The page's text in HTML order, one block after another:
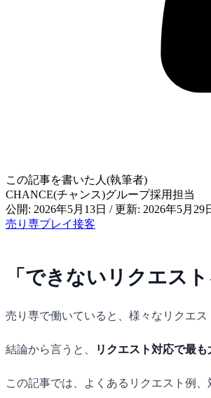
この記事を書いた人(執筆者)
CHANCE(チャンス)グループ採用担当
公開: 2026年5月13日 / 更新: 2026年5月29
売り専プレイ接客
「できないリクエス
売り専で働いていると、様々なリクエ
結論から言うと、 リクエスト対応で最
この記事では、よくあるリクエスト例